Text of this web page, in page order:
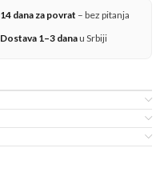
14 dana za povrat – bez pitanja
Dostava 1–3 danau Srbiji